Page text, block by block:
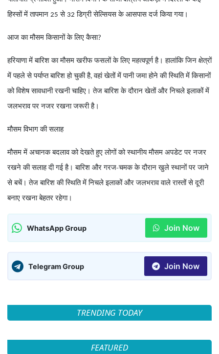
हिस्सों में तापमान 25 से 32 डिग्री सेल्सियस के आसपास दर्ज किया गया।
आज का मौसम किसानों के लिए कैसा?
हरियाणा में बारिश का मौसम खरीफ फसलों के लिए महत्वपूर्ण है। हालांकि जिन क्षेत्रों
में पहले से पर्याप्त बारिश हो चुकी है,वहां खेतों में पानी जमा होने की स्थिति में किसानों
को विशेष सावधानी रखनी चाहिए। तेज बारिश के दौरान खेतों और निचले इलाकों में
जलभराव पर नजर रखना जरूरी है।
मौसम विभाग की सलाह
मौसम में अचानक बदलाव को देखते हुए लोगों को स्थानीय मौसम अपडेट पर नजर
रखने की सलाह दी गई है। बारिश और गरज-चमक के दौरान खुले स्थानों पर जाने
से बचें। तेज बारिश की स्थिति में निचले इलाकों और जलभराव वाले रास्तों से दूरी
बनाए रखना बेहतर रहेगा।
WhatsApp Group Join Now
Telegram Group Join Now
TRENDING TODAY
FEATURED